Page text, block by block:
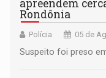
apreendem
Rondônia
Polícia 05 de
Suspeito foi preso